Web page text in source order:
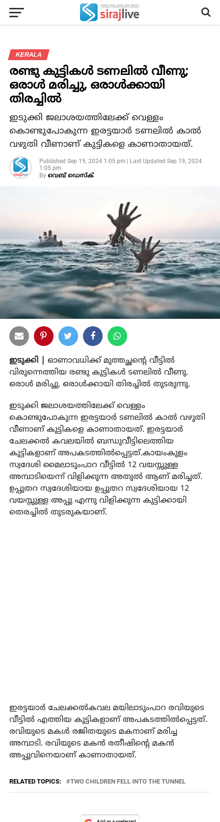
KERALA
രണ്ടു കുട്ടികള്‍ ടണലില്‍ വീണു;
ഒരാള്‍ മരിച്ചു, ഒരാള്‍ക്കായി
തിരച്ചില്‍
ഇടുക്കി ജലാശയത്തിലേക്ക് വെള്ളം
കൊണ്ടുപോകുന്ന ഇരട്ടയാര്‍ ടണലില്‍ കാല്‍
വഴുതി വീണാണ് കുട്ടികളെ കാണാതായത്.
Published Sep 19, 2024 1:05 pm| Last Updated Sep 19, 2024
1:05 pm
By വെബ് ഡെസ്‌ക്
ഇടുക്കി |
ഓണാവധിക്ക് മുത്തച്ഛന്റെ വീട്ടില്‍
വിരുന്നെത്തിയ രണ്ടു കുട്ടികള്‍ ടണലില്‍ വീണു.
ഒരാള്‍ മരിച്ചു. ഒരാള്‍ക്കായി തിരച്ചില്‍ തുടരുന്നു.
ഇടുക്കി ജലാശയത്തിലേക്ക് വെള്ളം
കൊണ്ടുപോകുന്ന ഇരട്ടയാര്‍ ടണലില്‍ കാല്‍ വഴുതി
വീണാണ് കുട്ടികളെ കാണാതായത്. ഇരട്ടയാര്‍
ചേലക്കല്‍ കവലയില്‍ ബന്ധുവീട്ടിലെത്തിയ
കുട്ടികളാണ് അപകടത്തില്‍പ്പെട്ടത്.കായംകുളം
സ്വദേശി മൈലാടുംപാറ വീട്ടില്‍ 12 വയസ്സുള്ള
അമ്പാടിയെന്ന് വിളിക്കുന്ന അതുല്‍ ആണ് മരിച്ചത്.
ഉപ്പുതറ സ്വദേശിയായ ഉപ്പുതറ സ്വദേശിയായ 12
വയസ്സുള്ള അപ്പു എന്നു വിളിക്കുന്ന കുട്ടിക്കായി
തെരച്ചില്‍ തുടരുകയാണ്.
ഇരട്ടയാര്‍ ചേലക്കല്‍കവല മയിലാടുംപാറ രവിയുടെ
വീട്ടില്‍ എത്തിയ കുട്ടികളാണ് അപകടത്തില്‍പ്പെട്ടത്.
രവിയുടെ മകള്‍ രജിതയുടെ മകനാണ് മരിച്ച
അമ്പാടി. രവിയുടെ മകന്‍ രതീഷിന്റെ മകന്‍
അപ്പുവിനെയാണ് കാണാതായത്.
RELATED TOPICS: TWO CHILDREN FELL INTO THE TUNNEL